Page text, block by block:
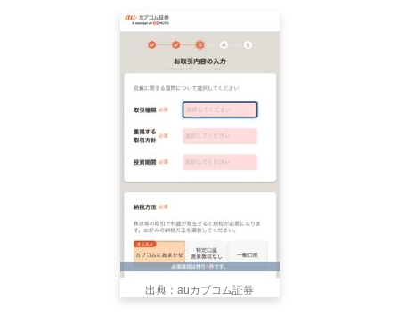
出典：auカブコム証券